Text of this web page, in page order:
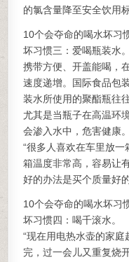
的氯含量降至安全饮用
10个会夺命的喝水坏习
坏习惯三：爱喝瓶装水。
携带方便、开盖能喝，
速度递增。国际食品包
装水所使用的聚酯瓶往
尤其是当瓶子在高温环
会渗入水中，危害健康
“很多人喜欢在车里放
箱温度非常高，容易让
好的办法是买个质量好
10个会夺命的喝水坏习
坏习惯四：喝千滚水。
“现在用电热水壶的家
完，过一会儿又重复烧